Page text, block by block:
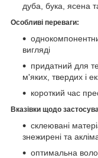
дуба, бука, ясена
Особливі переваги:
вигляді
придатний для
м'яких, твердих і
короткий час
Вказівки щодо
склеювані
знежирені та
оптимальна